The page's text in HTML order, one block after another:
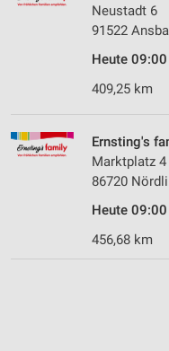
Neustadt 6
91522
Heute
409,25 km
Ernsting's
Marktplatz 4
86720
Heute
456,68 km